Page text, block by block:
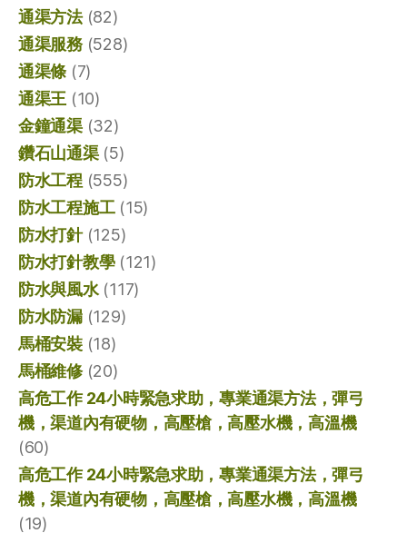
通渠方法(82)
通渠服務(528)
通渠條 (7)
通渠王 (10)
金鐘通渠(32)
鑽石山通渠(5)
防水工程(555)
防水工程施工(15)
防水打針(125)
防水打針教學(121)
防水與風水(117)
防水防漏(129)
馬桶安裝(18)
馬桶維修(20)
高危工作 24小時緊急求助，專業通渠方法，彈弓
機，渠道內有硬物，高壓槍，高壓水機，高溫機
(60)
高危工作 24小時緊急求助，專業通渠方法，彈弓
機，渠道內有硬物，高壓槍，高壓水機，高溫機
(19)